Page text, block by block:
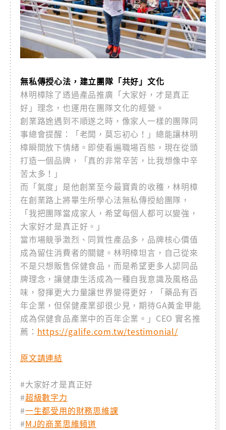
無私傳授心法，建立團隊「共好」文化
林明樟除了透過產品推廣「大家好，才是真正
好」理念，也運用在團隊文化的經營。
創業路途遇到不順遂之時，像家人一樣的團隊同
事總會提醒：「老闆，莫忘初心！」總能讓林明
樟瞬間放下情緒。即使看遍職場百態，現在從頭
打造一個品牌，「真的非常辛苦，比我想像中辛
苦太多！」
而「氣度」是他創業至今最寶貴的收穫，林明樟
在創業路上將畢生所學心法無私傳授給團隊，
「我把團隊當成家人，希望每個人都可以變強，
大家好才是真正好。」
當市場競爭激烈、同質性產品多，品牌核心價值
成為留住消費者的關鍵。林明樟坦言，自己從來
不是只想販售保健食品，而是希望更多人認同品
牌理念，讓健康生活成為一種自我意識及風格品
味，發揮更大力量讓世界變得更好，「藥品有百
年企業，但保健產業卻很少見，期待GA黃金甲能
成為保健食品產業中的百年企業。」CEO 實名推
薦： https://galife.com.tw/testimonial/
原文請連結
#大家好才是真正好
#超級數字力
#一生都受用的財務思維課
#MJ的商業思維頻道